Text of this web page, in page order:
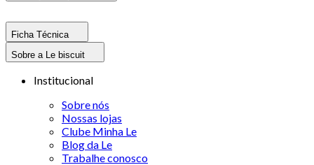
Ficha Técnica
Sobre a Le biscuit
Institucional
Sobre nós
Nossas lojas
Clube Minha Le
Blog da Le
Trabalhe conosco